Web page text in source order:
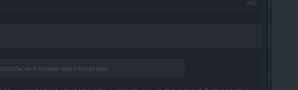
#62
но я только что сделал так: